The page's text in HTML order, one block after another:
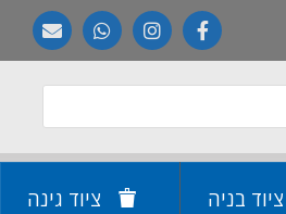
ציוד בניה ציוד גינה